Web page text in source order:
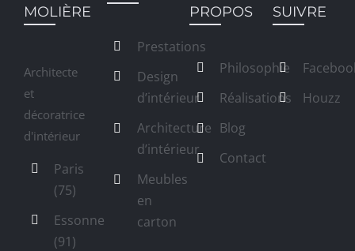
MOLIÈRE
Architecte
et
décoratrice
d'intérieur
Paris
(75)
Essonne
(91)
Prestations
Design
d’intérieur
Architecture
d’intérieur
Meubles
en
carton
PROPOS
Philosophie
Réalisations
Blog
Contact
SUIVRE
Houzz